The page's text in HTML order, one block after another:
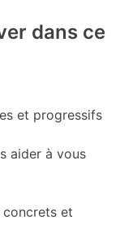
dans ce
et progressifs
aider à vous
concrets et